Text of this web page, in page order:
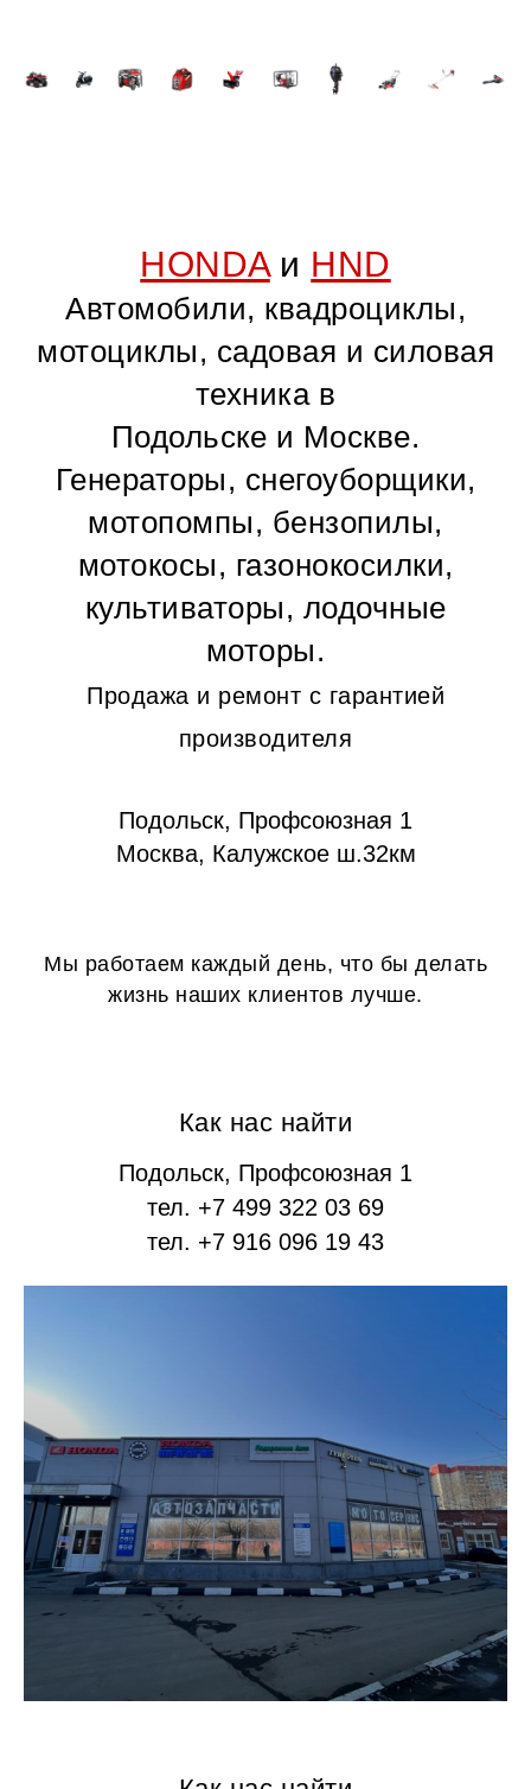
HONDAи HND
Автомобили, квадроциклы,
мотоциклы, садовая и силовая
техника в
Подольске и Москве.
Генераторы, снегоуборщики,
мотопомпы, бензопилы,
мотокосы, газонокосилки,
культиваторы, лодочные
моторы.
Продажа и ремонт с гарантией
производителя
Подольск, Профсоюзная 1
Москва, Калужское ш.32км
Мы работаем каждый день, что бы делать
жизнь наших клиентов лучше.
Как нас найти
Подольск, Профсоюзная 1
тел. +7 499 322 03 69
тел. +7 916 096 19 43